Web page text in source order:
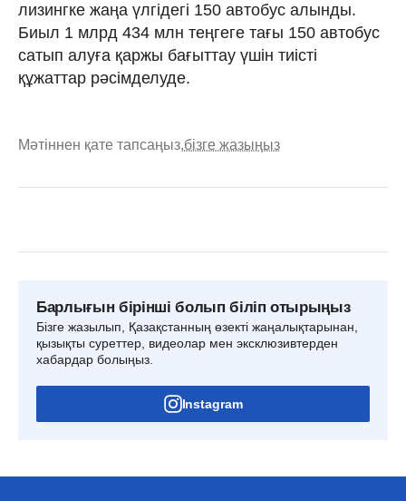
лизингке жаңа үлгідегі 150 автобус алынды.
Биыл 1 млрд 434 млн теңгеге тағы 150 автобус
сатып алуға қаржы бағыттау үшін тиісті
құжаттар рәсімделуде.
Мәтіннен қате тапсаңыз,бізге жазыңыз
Барлығын бірінші болып біліп отырыңыз
Бізге жазылып, Қазақстанның өзекті жаңалықтарынан,
қызықты суреттер, видеолар мен эксклюзивтерден
хабардар болыңыз.
Instagram